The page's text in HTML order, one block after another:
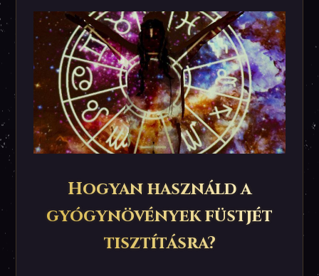
Hogyan használd a
gyógynövények füstjét
tisztításra?